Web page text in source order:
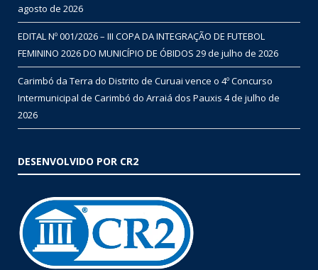
agosto de 2026
EDITAL Nº 001/2026 – III COPA DA INTEGRAÇÃO DE FUTEBOL
FEMININO 2026 DO MUNICÍPIO DE ÓBIDOS 29 de julho de 2026
Carimbó da Terra do Distrito de Curuai vence o 4º Concurso
Intermunicipal de Carimbó do Arraiá dos Pauxis 4 de julho de
2026
DESENVOLVIDO POR CR2